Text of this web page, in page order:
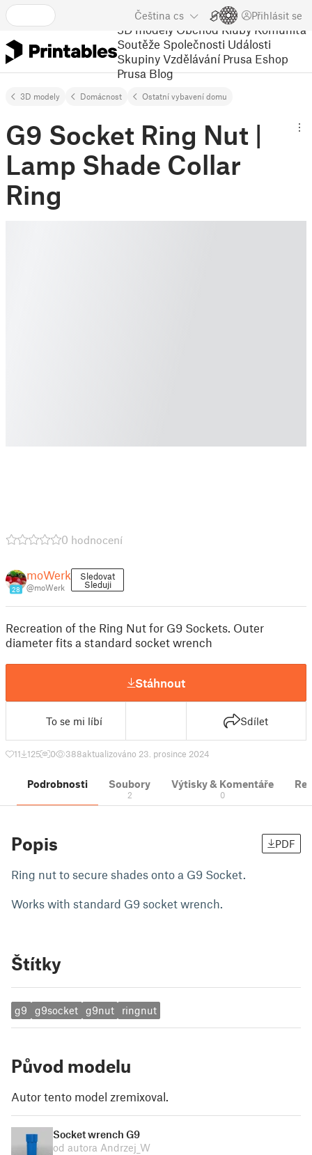
Čeština cs Přihlásit se
3D modely Obchod Kluby Komunita
Soutěže Společnosti Události
Skupiny Vzdělávání Prusa Eshop
Prusa Blog
3D modely Domácnost Ostatní vybavení domu
G9 Socket Ring Nut |
Lamp Shade Collar
Ring
0 hodnocení
28
moWerk
@moWerk
Sledovat
Sleduji
Recreation of the Ring Nut for G9 Sockets. Outer
diameter fits a standard socket wrench
Stáhnout
To se mi líbí Sdílet
11 125 0 388aktualizováno 23. prosince 2024
Podrobnosti Soubory
2
Výtisky & Komentáře
0
Popis PDF
Ring nut to secure shades onto a G9 Socket.
Works with standard G9 socket wrench.
Štítky
g9 g9socket g9nut ringnut
Původ modelu
Autor tento model zremixoval.
Socket wrench G9
od autora Andrzej_W